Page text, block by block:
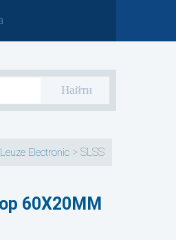
Electronic > SLSS
60X20MM